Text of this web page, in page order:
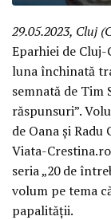
29.05.2023, Cluj
Eparhiei de
luna închinată
semnată de Tim
răspunsuri”.
de Oana și
Viata-
seria „20 de
volum pe tema
papalității.